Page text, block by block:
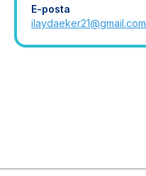
E-posta
ilaydaeker21@gmail.com